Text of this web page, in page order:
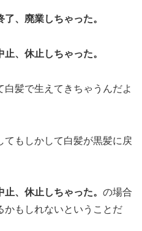
、廃業しちゃった。
、休止しちゃった。
髪で生えてきちゃうんだよ
てもしかして白髪が黒髪に戻
、休止しちゃった。 の場合
かもしれないということだ